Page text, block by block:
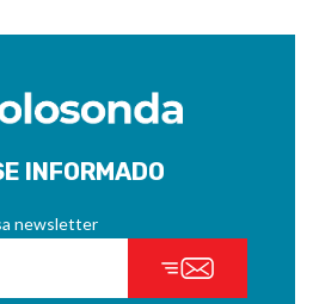
INFORMADO
newsletter